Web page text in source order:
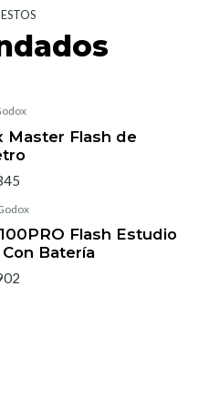
Master Flash de
Flash Estudio
Batería